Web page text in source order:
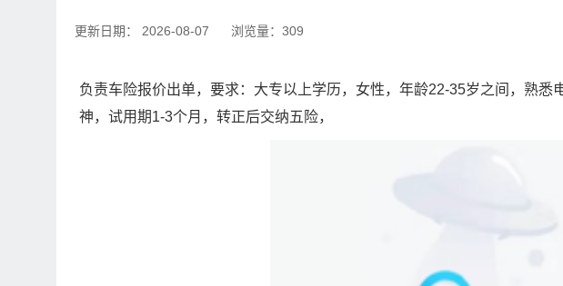
更新日期： 2026-08-07 浏览量：309
负责车险报价出单，要求：大专以上学历，女性，年龄22-35岁之间，熟悉
神，试用期1-3个月，转正后交纳五险，